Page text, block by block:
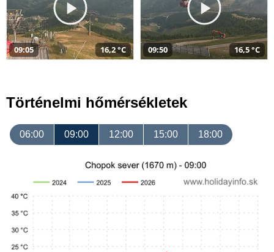
09:05 16,2 °C 09:50 16,5 °C
Történelmi hőmérsékletek
06:00 09:00 12:00 15:00 18:00